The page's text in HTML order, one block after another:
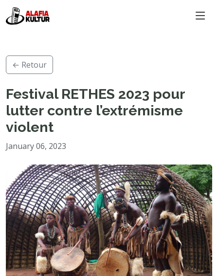
← Retour
Festival RETHES 2023 pour
lutter contre l’extrémisme
violent
January 06, 2023